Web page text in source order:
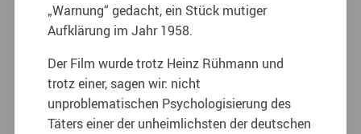
„Warnung“ gedacht, ein Stück mutiger
Aufklärung im Jahr 1958.
Der Film wurde trotz Heinz Rühmann und
trotz einer, sagen wir: nicht
unproblematischen Psychologisierung des
Täters einer der unheimlichsten der deutschen